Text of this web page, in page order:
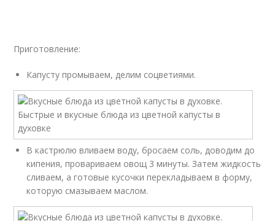
Приготовление:
Капусту промываем, делим соцветиями.
В кастрюлю вливаем воду, бросаем соль, доводим до
кипения, провариваем овощ 3 минуты. Затем жидкость
сливаем, а готовые кусочки перекладываем в форму,
которую смазываем маслом.